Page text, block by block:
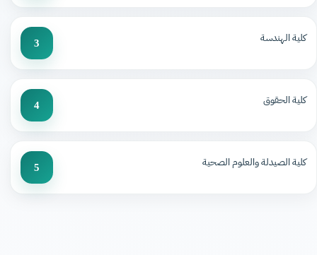
كلية الهندسة 3
كلية الحقوق 4
كلية الصيدلة والعلوم الصحية 5